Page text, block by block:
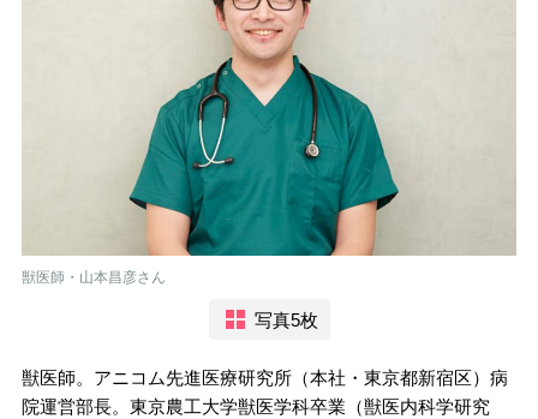
獣医師・山本昌彦さん
写真5枚
獣医師。アニコム先進医療研究所（本社・東京都新宿区）病
院運営部長。東京農工大学獣医学科卒業（獣医内科学研究